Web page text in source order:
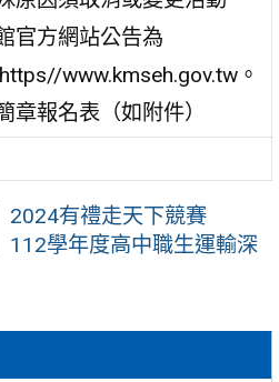
官方網站公告為
www.kmseh.gov.tw。
章報名表（如附件）
2024有禮走天下競賽
112學年度高中職生運輸深